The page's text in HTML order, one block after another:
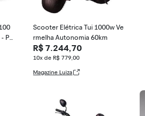
Pl
Scooter Elétrica Tui 1000w Ve
rmelha Autonomia 60km
R$ 7.244,70
10x de R$ 779,00
Magazine Luiza